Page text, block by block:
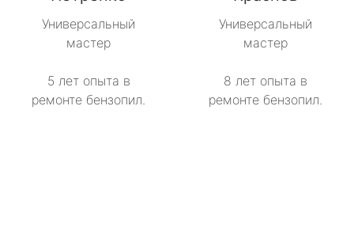
Универсальный
мастер
5 лет опыта в
ремонте бензопил.
Универсальный
мастер
8 лет опыта в
ремонте бензопил.